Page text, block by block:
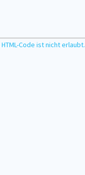
Code ist nicht erlaubt.